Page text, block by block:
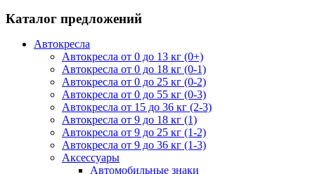
Каталог предложений
Автокресла
Автокресла от 0 до 13 кг (0+)
Автокресла от 0 до 18 кг (0-1)
Автокресла от 0 до 25 кг (0-2)
Автокресла от 0 до 55 кг (0-3)
Автокресла от 15 до 36 кг (2-3)
Автокресла от 9 до 18 кг (1)
Автокресла от 9 до 25 кг (1-2)
Автокресла от 9 до 36 кг (1-3)
Аксессуары
Автомобильные знаки